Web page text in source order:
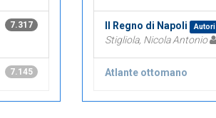
7.317
7.145
Il Regno di Napoli Autori
Stigliola, Nicola Antonio
Atlante ottomano